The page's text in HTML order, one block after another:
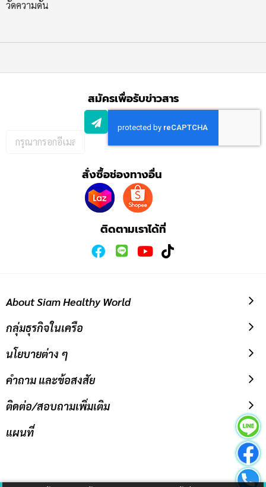
วัดความดัน
สมัครเพื่อรับข่าวสาร
กรอก
สั่งซื้อช่องทางอื่น
ติดตามเราได้ที่
About Siam Healthy World
กลุ่มธุรกิจในเครือ
นโยบายต่าง ๆ
คำถาม และข้อสงสัย
ติดต่อ/สอบถามเพิ่มเติม
แผนที่